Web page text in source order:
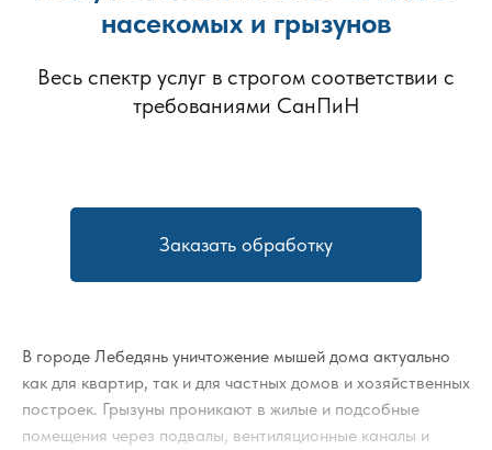
насекомых и грызунов
Весь спектр услуг в строгом соответствии с
требованиями СанПиН
Заказать обработку
В городе Лебедянь уничтожение мышей дома актуально
как для квартир, так и для частных домов и хозяйственных
построек. Грызуны проникают в жилые и подсобные
помещения через подвалы, вентиляционные каналы и